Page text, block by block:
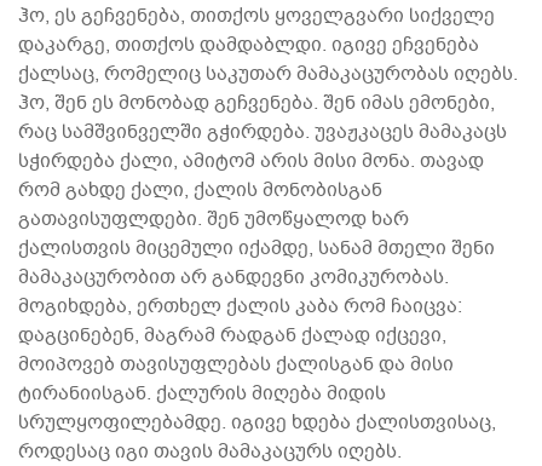
ჰო, ეს გეჩვენება, თითქოს ყოველგვარი სიქველე
დაკარგე, თითქოს დამდაბლდი. იგივე ეჩვენება
ქალსაც, რომელიც საკუთარ მამაკაცურობას იღებს.
ჰო, შენ ეს მონობად გეჩვენება. შენ იმას ემონები,
რაც სამშვინველში გჭირდება. უვაჟკაცეს მამაკაცს
სჭირდება ქალი, ამიტომ არის მისი მონა. თავად
რომ გახდე ქალი, ქალის მონობისგან
გათავისუფლდები. შენ უმოწყალოდ ხარ
ქალისთვის მიცემული იქამდე, სანამ მთელი შენი
მამაკაცურობით არ განდევნი კომიკურობას.
მოგიხდება, ერთხელ ქალის კაბა რომ ჩაიცვა:
დაგცინებენ, მაგრამ რადგან ქალად იქცევი,
მოიპოვებ თავისუფლებას ქალისგან და მისი
ტირანიისგან. ქალურის მიღება მიდის
სრულყოფილებამდე. იგივე ხდება ქალისთვისაც,
როდესაც იგი თავის მამაკაცურს იღებს.